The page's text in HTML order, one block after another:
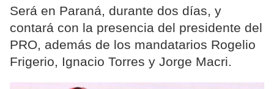
Será en Paraná, durante dos días, y
contará con la presencia del presidente del
PRO, además de los mandatarios Rogelio
Frigerio, Ignacio Torres y Jorge Macri.